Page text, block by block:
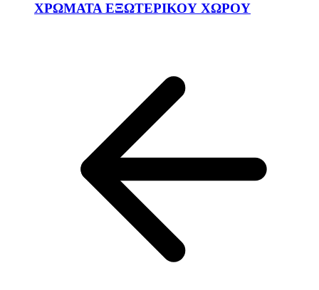
ΧΡΩΜΑΤΑ ΕΞΩΤΕΡΙΚΟΥ ΧΩΡΟΥ